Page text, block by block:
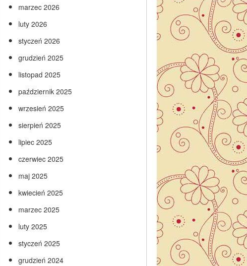
marzec 2026
luty 2026
styczeń 2026
grudzień 2025
listopad 2025
październik 2025
wrzesień 2025
sierpień 2025
lipiec 2025
czerwiec 2025
maj 2025
kwiecień 2025
marzec 2025
luty 2025
styczeń 2025
grudzień 2024